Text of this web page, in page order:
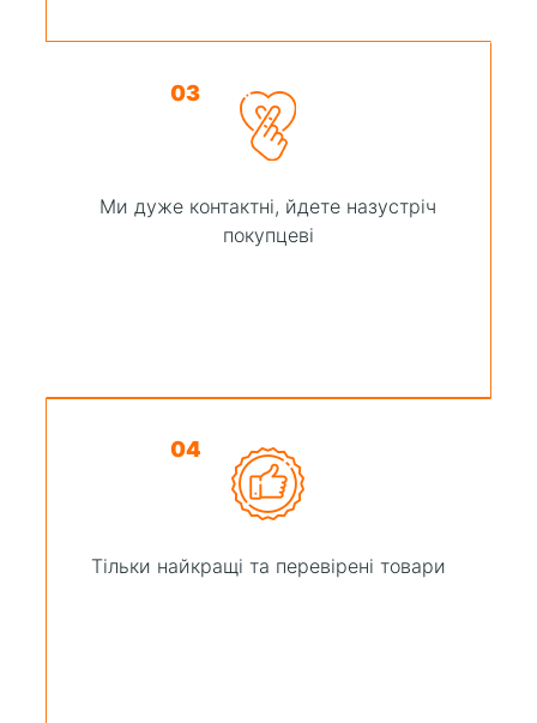
03
Ми дуже контактні, йдете назустріч
покупцеві
04
Тільки найкращі та перевірені товари